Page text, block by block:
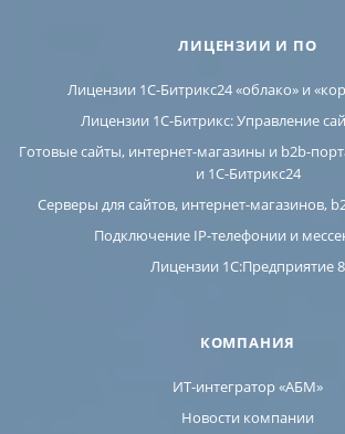
ЛИЦЕНЗИИ И ПО
Лицензии 1С-Битрикс24 «облако» и
Лицензии 1С-Битрикс: Управление
Готовые сайты, интернет-магазины и b2b-
и 1С-Битрикс24
Серверы для сайтов, интернет-магазинов,
Подключение IP-телефонии и
Лицензии 1C:Предприятие 8
КОМПАНИЯ
ИТ-интегратор «АБМ»
Новости компании